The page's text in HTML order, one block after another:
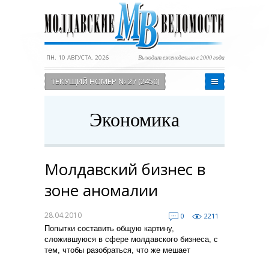
ПН, 10 АВГУСТА, 2026 Выходит еженедельно с 2000 года
ТЕКУЩИЙ НОМЕР № 27 (2450)
Экономика
Молдавский бизнес в
зоне аномалии
28.04.2010 0
2211
Попытки составить общую картину,
сложившуюся в сфере молдавского бизнеса, с
тем, чтобы разобраться, что же мешает